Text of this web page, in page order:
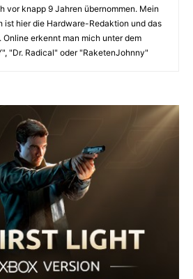
vor knapp 9 Jahren übernommen. Mein
ist hier die Hardware-Redaktion und das
Online erkennt man mich unter dem
"Dr. Radical" oder "RaketenJohnny"